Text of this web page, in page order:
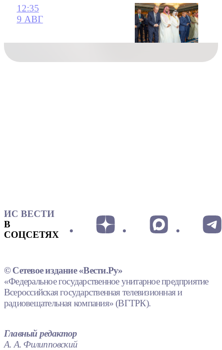
12:35
9 АВГ
ИС ВЕСТИ
В
СОЦСЕТЯХ
© Сетевое издание «Вести.Ру»
«Федеральное государственное унитарное предприятие
Всероссийская государственная телевизионная и
радиовещательная компания» (ВГТРК).
Главный редактор
А. А. Филипповский